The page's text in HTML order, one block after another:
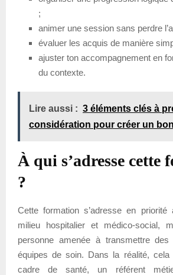
;
animer une session sans perdre
évaluer les acquis de manière
ajuster ton accompagnement en
du contexte.
Lire aussi : 3 éléments clés à
considération pour créer un
À qui s’adresse cette
?
Cette formation s’adresse en
milieu hospitalier et médico-social,
personne amenée à transmettre
équipes de soin. Dans la réalité, cela
cadre de santé, un référent